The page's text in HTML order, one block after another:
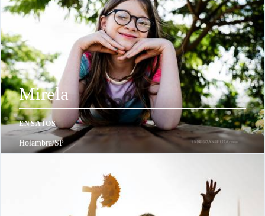
Mirela
ENSAIOS
Holambra/SP